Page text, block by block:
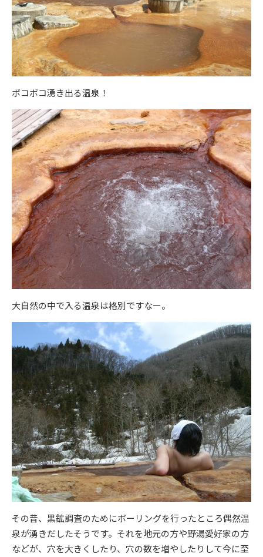
ボコボコ湧き出る温泉！
大自然の中で入る温泉は格別ですなー。
その昔、黒鉱調査のためにボーリングを行ったところ偶然温
泉が湧きだしたそうです。それを地元の方や野湯愛好家の方
などが、穴を大きくしたり、穴の数を増やしたりして今に至